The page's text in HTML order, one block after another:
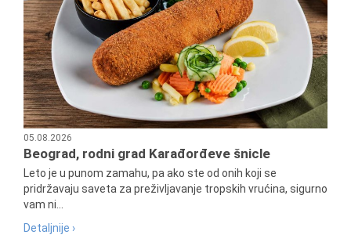
05.08.2026
Beograd, rodni grad Karađorđeve šnicle
Leto je u punom zamahu, pa ako ste od onih koji se
pridržavaju saveta za preživljavanje tropskih vrućina, sigurno
vam ni...
Detaljnije ›